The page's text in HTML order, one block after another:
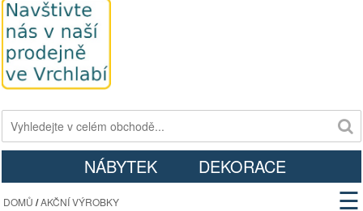
NÁBYTEK DEKORACE
DOMŮ /AKČNÍ VÝROBKY ☰